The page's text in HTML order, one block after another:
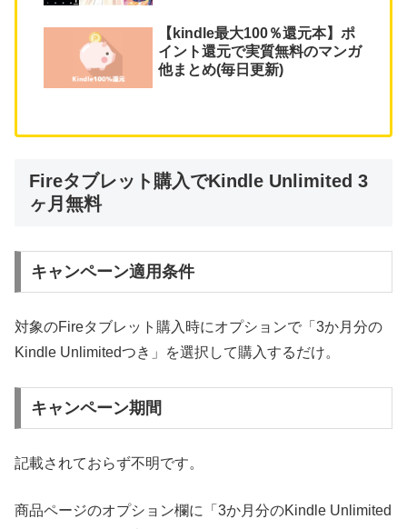
【kindle最大100％還元本】ポ
イント還元で実質無料のマンガ
他まとめ(毎日更新)
Fireタブレット購入でKindle Unlimited 3
ヶ月無料
キャンペーン適用条件
対象のFireタブレット購入時にオプションで「3か月分の
Kindle Unlimitedつき」を選択して購入するだけ。
キャンペーン期間
記載されておらず不明です。
商品ページのオプション欄に「3か月分のKindle Unlimited